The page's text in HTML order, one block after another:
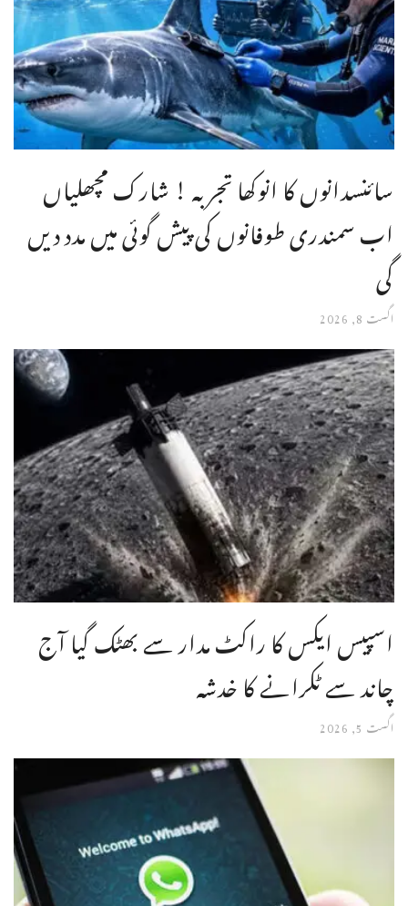
سائنسدانوں کا انوکھا تجربہ ! شارک مچھلیاں
اب سمندری طوفانوں کی پیش گوئی میں مدد دیں
گی
اگست 8, 2026
اسپیس ایکس کا راکٹ مدار سے بھٹک گیا آج
چاند سے ٹکرانے کا خدشہ
اگست 5, 2026